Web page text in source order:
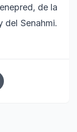
de la
del Senahmi.